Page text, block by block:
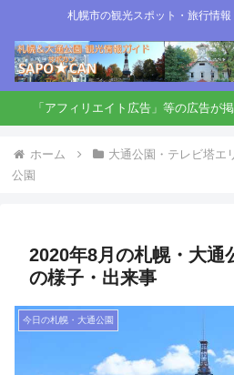
札幌市の観光スポット・旅行情
「アフィリエイト広告」等の広告が
ホーム 大通公園・テレビ塔エ
公園
2020年8月の札幌・大通
の様子・出来事
今日の札幌・大通公園